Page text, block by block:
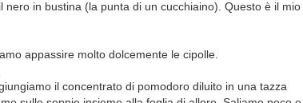
in bustina (la punta di un cucchiaino). Questo è il mio
appassire molto dolcemente le cipolle.
il concentrato di pomodoro diluito in una tazza